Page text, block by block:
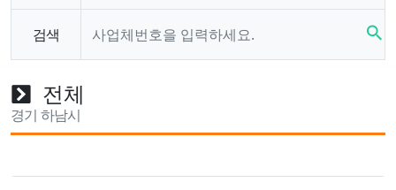
검색 search
전체
경기 하남시